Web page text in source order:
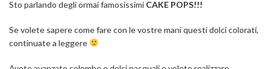
Sto parlando degli ormai famosissimi CAKE POPS!!!
Se volete sapere come fare con le vostre mani questi dolci colorati,
continuate a leggere